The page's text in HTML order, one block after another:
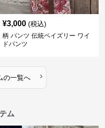
¥3,000 (税込)
柄 パンツ 伝統ペイズリー ワイ
ドパンツ
の一覧へ ›
ム